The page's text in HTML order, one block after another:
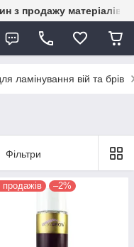
з продажу матеріалів
ламінування вій та брів
Фільтри
продажів –2%